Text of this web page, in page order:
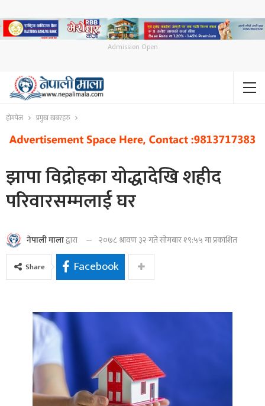
Admission Open
होमपेज प्रमुख खबरहरु
झापा विद्रोहका योद्धादेखि शहीद
परिवारसम्मलाई घर
नेपाली मालाद्वारा २०७८ श्रावण ३२ गते सोमबार १९:५५ मा प्रकाशित
Share Facebook